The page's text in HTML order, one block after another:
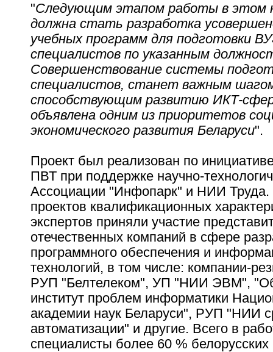
"Следующим этапом работы в этом
должна стать разработка
учебных программ для подготовки
специалистов по указанным
Совершенствование системы
специалистов, станет важным
способствующим развитию ИКТ-
объявлена одним из приоритетов
экономического развития Беларуси".
Проект был реализован по
ПВТ при поддержке научно-
Ассоциации "Инфопарк" и НИИ Труда.
проектов квалификационных
экспертов приняли участие
отечественных компаний в сфере
программного обеспечения и
технологий, в том числе: компании-
РУП "Белтелеком", УП "НИИ ЭВМ",
институт проблем информатики
академии наук Беларуси", РУП "НИИ
автоматизации" и другие. Всего в
специалисты более 60 %